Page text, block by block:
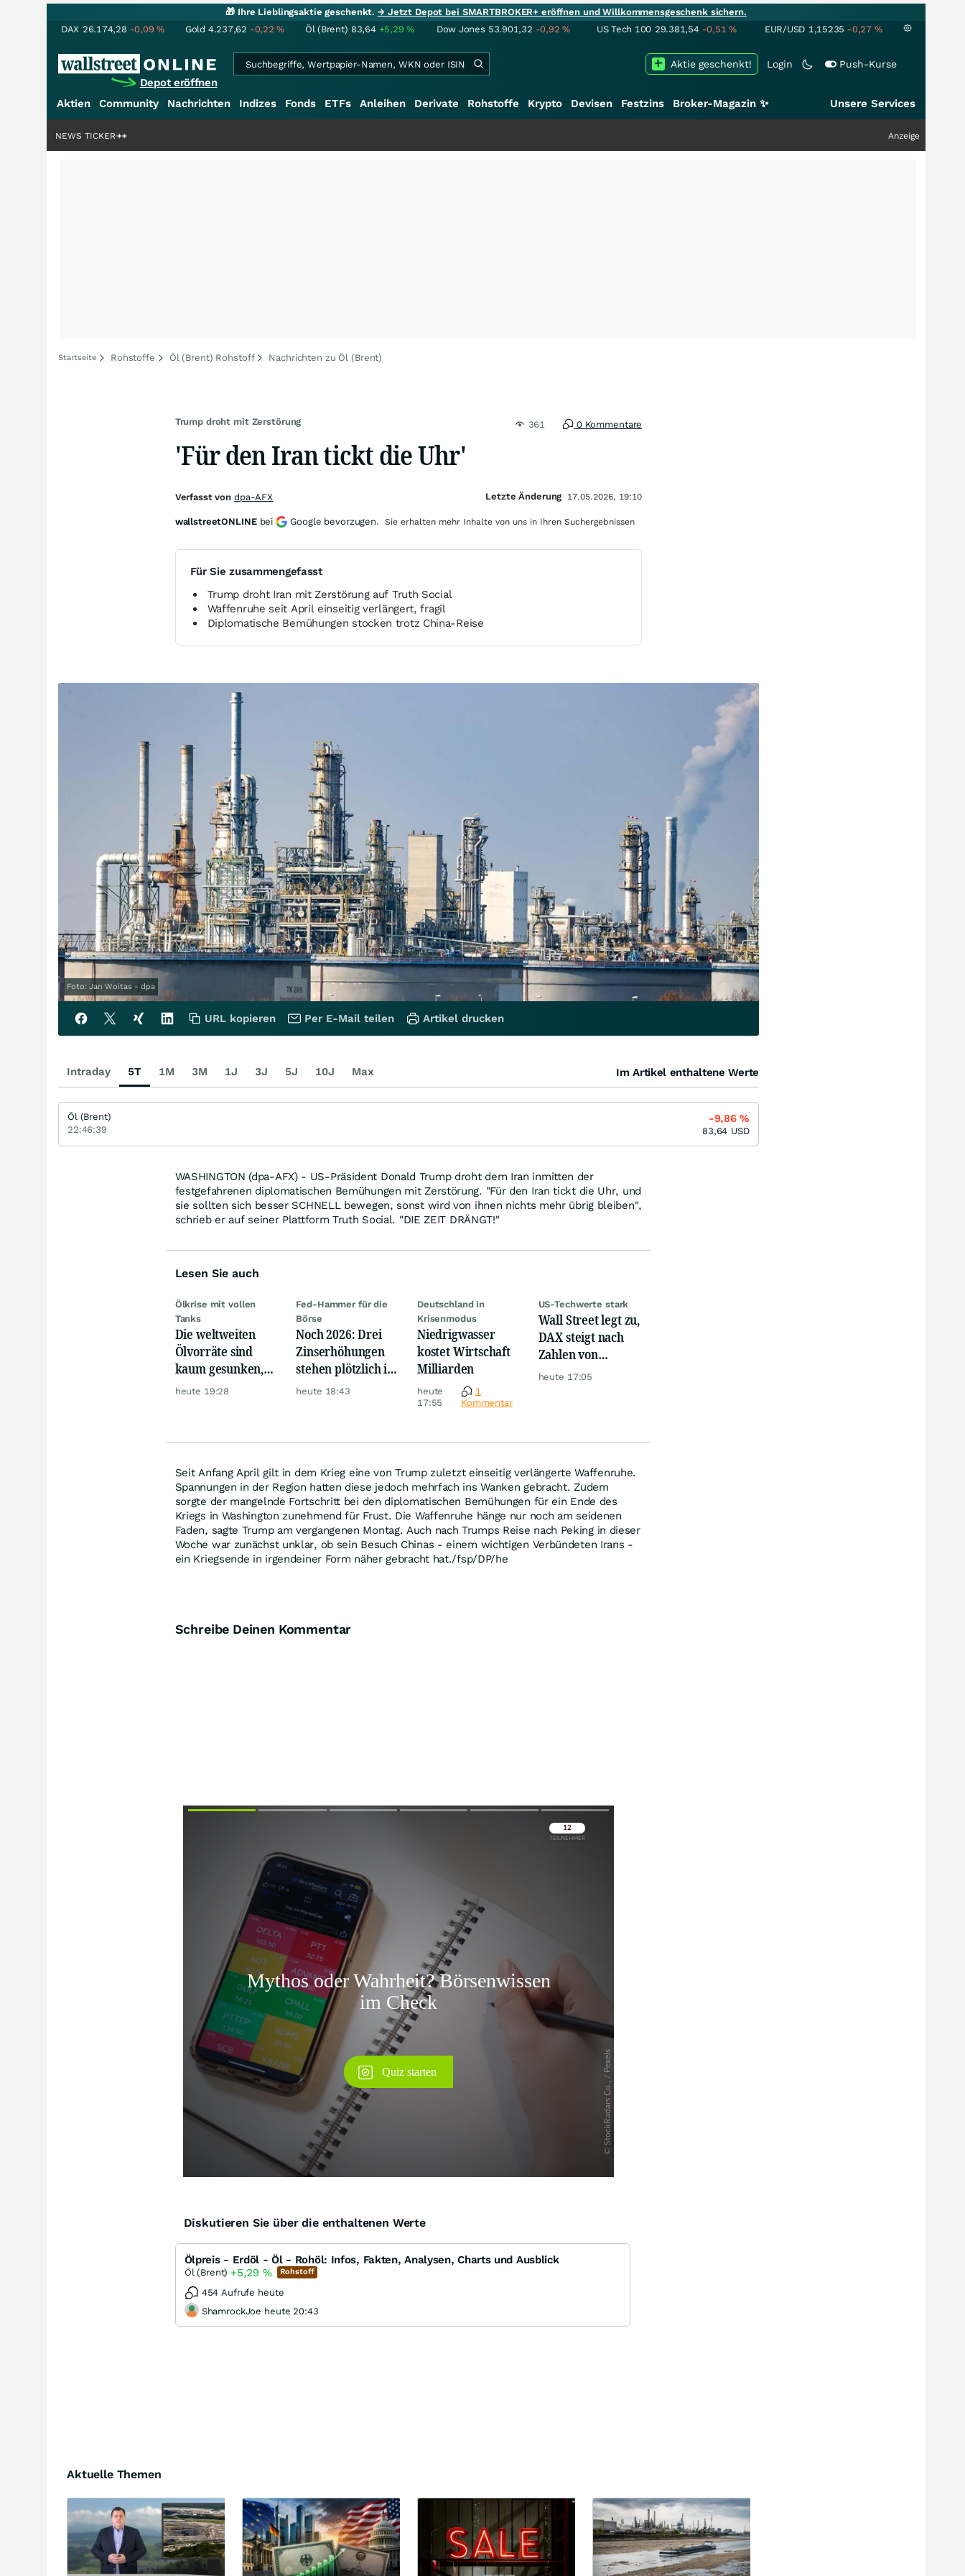
🎁 Ihre Lieblingsaktie geschenkt.→ Jetzt Depot bei SMARTBROKER+ eröffnen und Willkommensgeschenk sichern.
DAX 26.174,28 -0,09% Gold 4.237,62 -0,22% Öl (Brent) 83,64 +5,29% Dow Jones 53.901,32 -0,92% US Tech 100 29.381,54 -0,51% EUR/USD 1,15235 -0,27 %
Depot eröffnen
Login Push-Kurse
Aktie geschenkt!
Aktien Community Nachrichten Indizes Fonds ETFs Anleihen Derivate Rohstoffe Krypto Devisen Festzins Broker-Magazin ✨ Unsere Services
+++ Anzeige
NEWS TICKER
Startseite Rohstoffe Öl (Brent) Rohstoff Nachrichten zu Öl (Brent)
Trump droht mit Zerstörung 361 0 Kommentare
'Für den Iran tickt die Uhr'
Für Sie zusammengefasst
Trump droht Iran mit Zerstörung auf Truth Social
Waffenruhe seit April einseitig verlängert, fragil
Diplomatische Bemühungen stocken trotz China-Reise
Foto: Jan Woitas - dpa
WASHINGTON (dpa-AFX) - US-Präsident Donald Trump droht dem Iran inmitten der
festgefahrenen diplomatischen Bemühungen mit Zerstörung. "Für den Iran tickt die Uhr, und
sie sollten sich besser SCHNELL bewegen, sonst wird von ihnen nichts mehr übrig bleiben",
schrieb er auf seiner Plattform Truth Social. "DIE ZEIT DRÄNGT!"
Lesen Sie auch
Ölkrise mit vollen
Tanks
Die weltweiten
Ölvorräte sind
kaum gesunken,
trotz Krise
heute 19:28
Fed-Hammer für die
Börse
Noch 2026: Drei
Zinserhöhungen
stehen plötzlich im
Raum
heute 18:43
Deutschland in
Krisenmodus
Niedrigwasser
kostet Wirtschaft
Milliarden
heute
17:55
1
Kommentar
US-Techwerte stark
Wall Street legt zu,
DAX steigt nach
Zahlen von
Telekom, Henkel
heute 17:05
Seit Anfang April gilt in dem Krieg eine von Trump zuletzt einseitig verlängerte Waffenruhe.
Spannungen in der Region hatten diese jedoch mehrfach ins Wanken gebracht. Zudem
sorgte der mangelnde Fortschritt bei den diplomatischen Bemühungen für ein Ende des
Kriegs in Washington zunehmend für Frust. Die Waffenruhe hänge nur noch am seidenen
Faden, sagte Trump am vergangenen Montag. Auch nach Trumps Reise nach Peking in dieser
Woche war zunächst unklar, ob sein Besuch Chinas - einem wichtigen Verbündeten Irans -
ein Kriegsende in irgendeiner Form näher gebracht hat./fsp/DP/he
Schreibe Deinen Kommentar
Überspringen
Diskutieren Sie über die enthaltenen Werte
Ölpreis - Erdöl - Öl - Rohöl: Infos, Fakten, Analysen, Charts und Ausblick
Öl (Brent) +5,29 % Rohstoff
454 Aufrufe heute
ShamrockJoe heute 20:43
Aktuelle Themen
Verfasst von dpa-AFX Letzte Änderung 17.05.2026, 19:10
wallstreetONLINE bei Google bevorzugen. Sie erhalten mehr Inhalte von uns in Ihren Suchergebnissen
URL kopieren Per E-Mail teilen Artikel drucken
Intraday 5T 1M 3M 1J 3J 5J 10J Max Im Artikel enthaltene Werte
Öl (Brent)
22:46:39
-9,86%
83,64 USD